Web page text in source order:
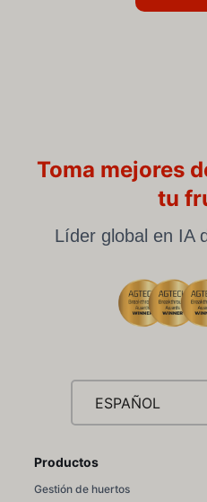
Toma mejores
tu
Líder global en IA
ESPAÑOL
Productos
Gestión de huertos